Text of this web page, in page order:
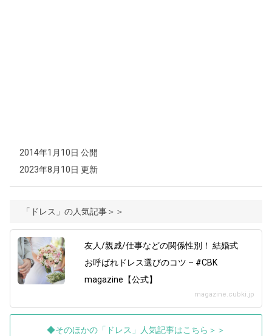
2014年1月10日 公開
2023年8月10日 更新
「ドレス」の人気記事＞＞
友人/親戚/仕事などの関係性別！ 結婚式
お呼ばれドレス選びのコツ – #CBK
magazine【公式】
magazine.cubki.jp
◆そのほかの「ドレス」人気記事はこちら＞＞